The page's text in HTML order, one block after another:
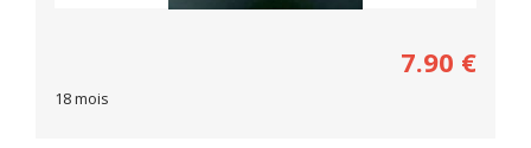
7.90 €
18 mois